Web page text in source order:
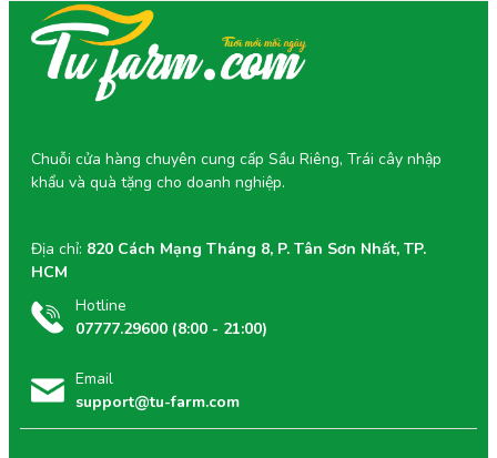
Hotline
07777.29600 (8:00 - 21:00)
Email
support@tu-farm.com
Chuỗi cửa hàng chuyên cung cấp Sầu Riêng, Trái cây nhập
khẩu và quà tặng cho doanh nghiệp.
Địa chỉ: 820 Cách Mạng Tháng 8, P. Tân Sơn Nhất, TP.
HCM